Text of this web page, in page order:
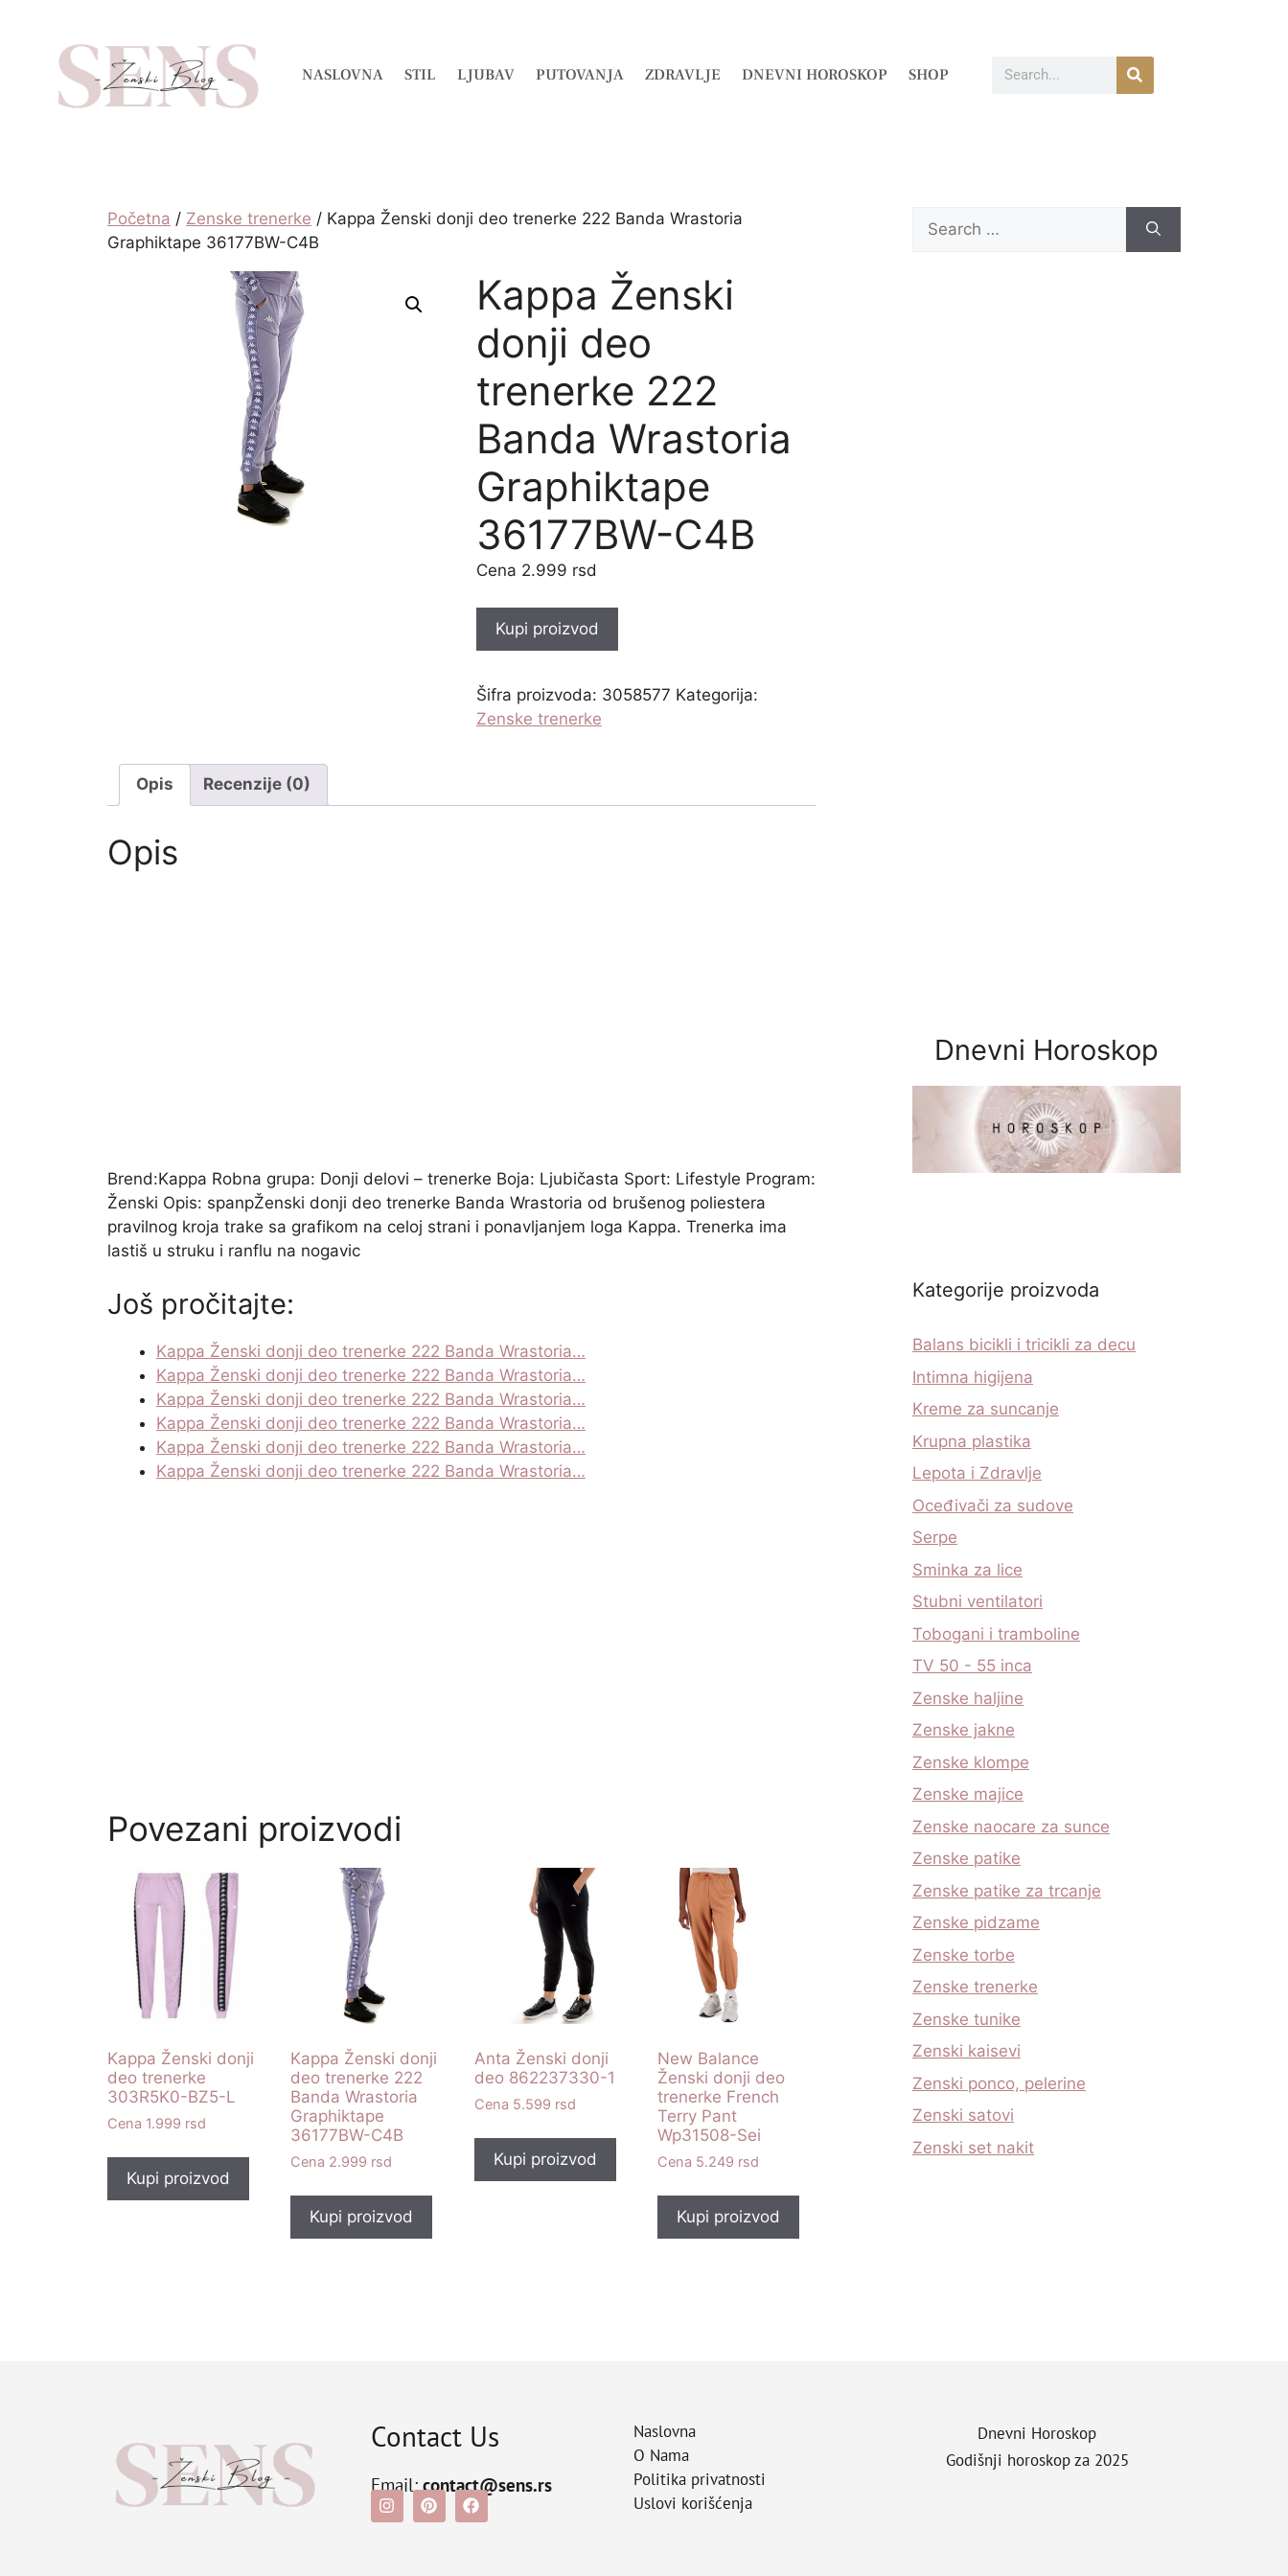
NASLOVNA STIL LJUBAV PUTOVANJA ZDRAVLJE DNEVNI HOROSKOP SHOP
Početna / Zenske trenerke / Kappa Ženski donji deo trenerke 222 Banda Wrastoria
Graphiktape 36177BW-C4B
Kappa Ženski
donji deo
trenerke 222
Banda Wrastoria
Graphiktape
36177BW-C4B
2.999 rsd
Kupi proizvod
Šifra proizvoda: 3058577 Kategorija:
Zenske trenerke
Opis Recenzije (0)
Opis
Brend:Kappa Robna grupa: Donji delovi – trenerke Boja: Ljubičasta Sport: Lifestyle Program:
Ženski Opis: spanpŽenski donji deo trenerke Banda Wrastoria od brušenog poliestera
pravilnog kroja trake sa grafikom na celoj strani i ponavljanjem loga Kappa. Trenerka ima
lastiš u struku i ranflu na nogavic
Još pročitajte:
Kappa Ženski donji deo trenerke 222 Banda Wrastoria…
Kappa Ženski donji deo trenerke 222 Banda Wrastoria…
Kappa Ženski donji deo trenerke 222 Banda Wrastoria…
Kappa Ženski donji deo trenerke 222 Banda Wrastoria…
Kappa Ženski donji deo trenerke 222 Banda Wrastoria…
Kappa Ženski donji deo trenerke 222 Banda Wrastoria…
Povezani proizvodi
Kappa Ženski donji
deo trenerke
303R5K0-BZ5-L
1.999 rsd
Kupi proizvod
Kappa Ženski donji
deo trenerke 222
Banda Wrastoria
Graphiktape
36177BW-C4B
2.999 rsd
Kupi proizvod
Anta Ženski donji
deo 862237330-1
5.599 rsd
Kupi proizvod
New Balance
Ženski donji deo
trenerke French
Terry Pant
Wp31508-Sei
5.249 rsd
Kupi proizvod
Dnevni Horoskop
Kategorije proizvoda
Balans bicikli i tricikli za decu
Intimna higijena
Kreme za suncanje
Krupna plastika
Lepota i Zdravlje
Oceđivači za sudove
Serpe
Sminka za lice
Stubni ventilatori
Tobogani i tramboline
TV 50 - 55 inca
Zenske haljine
Zenske jakne
Zenske klompe
Zenske majice
Zenske naocare za sunce
Zenske patike
Zenske patike za trcanje
Zenske pidzame
Zenske torbe
Zenske trenerke
Zenske tunike
Zenski kaisevi
Zenski ponco, pelerine
Zenski satovi
Zenski set nakit
Contact Us
Email:contact@sens.rs
Naslovna
O Nama
Politika privatnosti
Uslovi korišćenja
Dnevni Horoskop
Godišnji horoskop za 2025